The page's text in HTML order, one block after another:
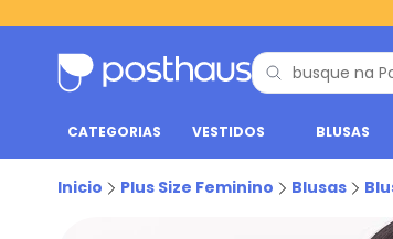
CATEGORIAS VESTIDOS BLUSAS
Inicio Plus Size Feminino Blusas